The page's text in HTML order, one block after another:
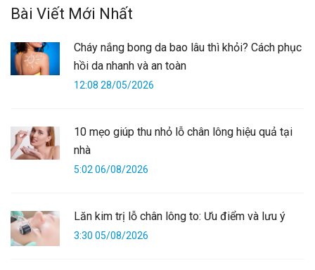
Bài Viết Mới Nhất
Cháy nắng bong da bao lâu thì khỏi? Cách phục
hồi da nhanh và an toàn
12:08 28/05/2026
10 mẹo giúp thu nhỏ lỗ chân lông hiệu quả tại
nhà
5:02 06/08/2026
Lăn kim trị lỗ chân lông to: Ưu điểm và lưu ý
3:30 05/08/2026